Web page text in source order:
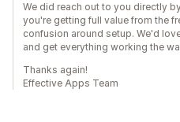
We did reach out to you directly
you're getting full value from the
confusion around setup. We'd
and get everything working the
Thanks again!
Effective Apps Team